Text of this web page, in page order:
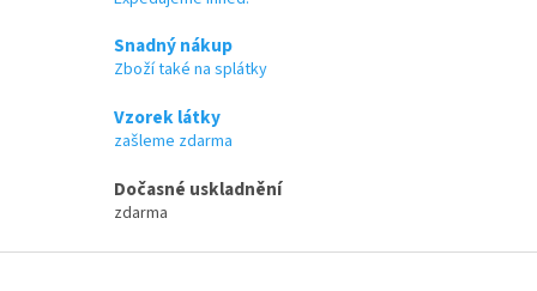
r
ý
p
Snadný nákup
Zboží také na splátky
Vzorek látky
zašleme zdarma
Dočasné uskladnění
zdarma